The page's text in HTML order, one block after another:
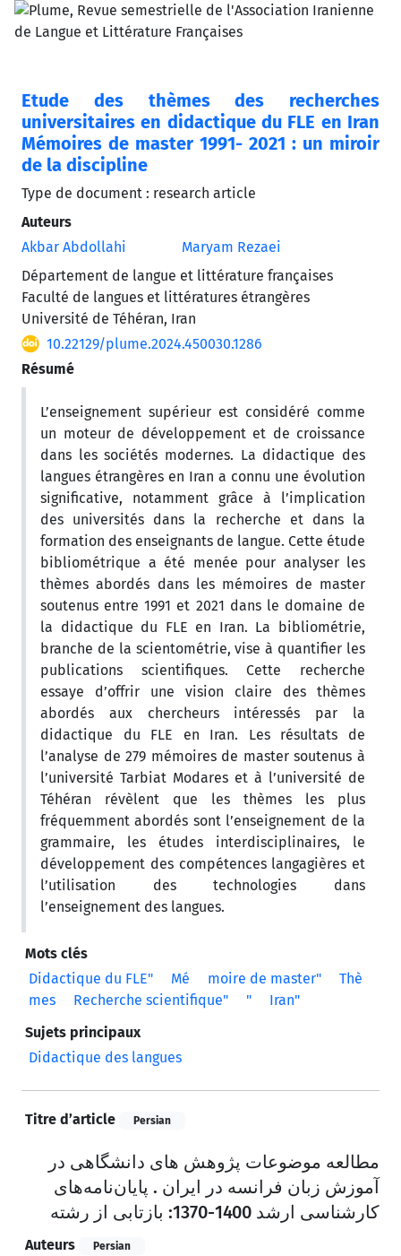
Etude des thèmes des recherches
universitaires en didactique du FLE en Iran
Mémoires de master 1991- 2021 : un miroir
de la discipline
Type de document : research article
Auteurs
Akbar Abdollahi
Maryam Rezaei
Département de langue et littérature françaises
Faculté de langues et littératures étrangères
Université de Téhéran, Iran
10.22129/plume.2024.450030.1286
Résumé
L’enseignement supérieur est considéré comme
un moteur de développement et de croissance
dans les sociétés modernes. La didactique des
langues étrangères en Iran a connu une évolution
significative, notamment grâce à l’implication
des universités dans la recherche et dans la
formation des enseignants de langue. Cette étude
bibliométrique a été menée pour analyser les
thèmes abordés dans les mémoires de master
soutenus entre 1991 et 2021 dans le domaine de
la didactique du FLE en Iran. La bibliométrie,
branche de la scientométrie, vise à quantifier les
publications scientifiques. Cette recherche
essaye d’offrir une vision claire des thèmes
abordés aux chercheurs intéressés par la
didactique du FLE en Iran. Les résultats de
l’analyse de 279 mémoires de master soutenus à
l’université Tarbiat Modares et à l’université de
Téhéran révèlent que les thèmes les plus
fréquemment abordés sont l’enseignement de la
grammaire, les études interdisciplinaires, le
développement des compétences langagières et
l’utilisation des technologies dans
l’enseignement des langues.
Mots clés
Didactique du FLE"
Mé moire de master"
Thè
mes
Recherche scientifique" "
Iran"
Sujets principaux
Didactique des langues
Titre d’article Persian
مطالعه موضوعات پژوهش های دانشگاهی در
آموزش زبان فرانسه در ایران . پایان‌نامه‌های
کارشناسی ارشد 1400-1370: بازتابی از رشته
Auteurs Persian